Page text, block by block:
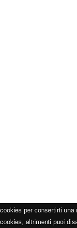
per consertirti una
altrimenti puoi
- PI